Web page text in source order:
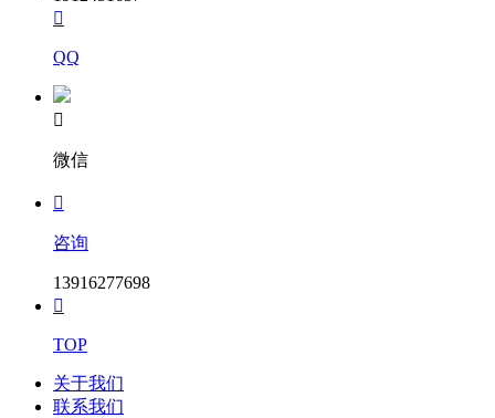

QQ

微信

咨询
13916277698

TOP
关于我们
联系我们